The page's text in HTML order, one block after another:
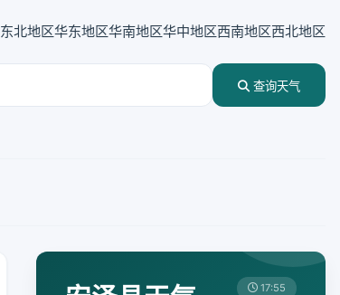
东北地区华东地区华南地区华中地区西南地区西北地区
查询天气
17:55